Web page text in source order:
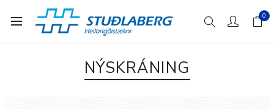
0
NÝSKRÁNING